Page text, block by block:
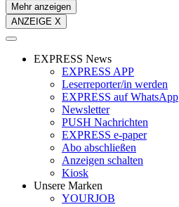
Mehr anzeigen
ANZEIGE X
EXPRESS News
EXPRESS APP
Leserreporter/in werden
EXPRESS auf WhatsApp
Newsletter
PUSH Nachrichten
EXPRESS e-paper
Abo abschließen
Anzeigen schalten
Kiosk
Unsere Marken
YOURJOB